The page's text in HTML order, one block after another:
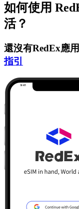
如何使用
活？
還沒有RedEx應
指引